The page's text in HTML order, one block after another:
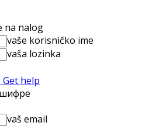
na nalog
vaše korisničko ime
vaša lozinka
help
vaš email